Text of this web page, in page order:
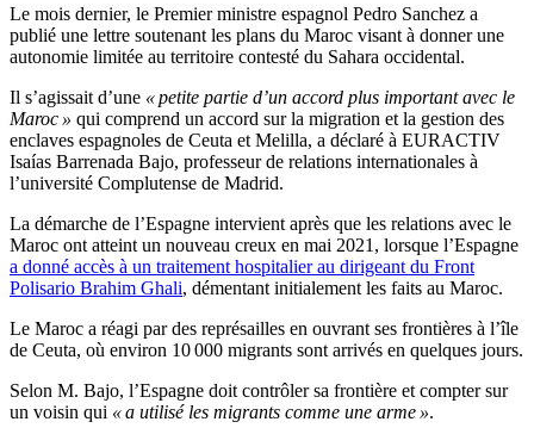
Le mois dernier, le Premier ministre espagnol Pedro Sanchez a
publié une lettre soutenant les plans du Maroc visant à donner une
autonomie limitée au territoire contesté du Sahara occidental.
Il s’agissait d’une « petite partie d’un accord plus important avec le
Maroc » qui comprend un accord sur la migration et la gestion des
enclaves espagnoles de Ceuta et Melilla, a déclaré à EURACTIV
Isaías Barrenada Bajo, professeur de relations internationales à
l’université Complutense de Madrid.
La démarche de l’Espagne intervient après que les relations avec le
Maroc ont atteint un nouveau creux en mai 2021, lorsque l’Espagne
a donné accès à un traitement hospitalier au dirigeant du Front
Polisario Brahim Ghali, démentant initialement les faits au Maroc.
Le Maroc a réagi par des représailles en ouvrant ses frontières à l’île
de Ceuta, où environ 10 000 migrants sont arrivés en quelques jours.
Selon M. Bajo, l’Espagne doit contrôler sa frontière et compter sur
un voisin qui « a utilisé les migrants comme une arme ».